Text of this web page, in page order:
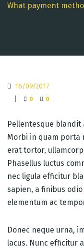
What payment
16/09/2017
0 0
Pellentesque blandit
Morbi in quam porta
erat tortor,
Phasellus luctus
nec ligula efficitur
sapien, a finibus
elementum ac
Donec neque urna,
lacus. Nunc efficitur